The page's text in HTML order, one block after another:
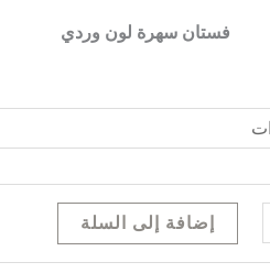
فستان سهرة لون وردي
إضافة إلى السلة